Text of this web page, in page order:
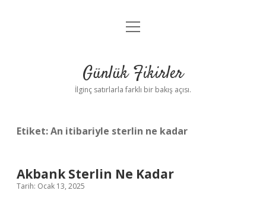
Anasayfa
Yasal Uyarı
menüyü
Günlük Fikirler
İlginç satırlarla farklı bir bakış açısı.
Etiket:An itibariyle sterlin ne kadar
Akbank Sterlin Ne Kadar
Tarih: Ocak 13, 2025